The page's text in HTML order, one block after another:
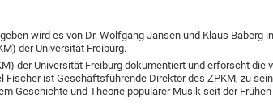
wird es von Dr. Wolfgang Jansen und Klaus Baberg
der Universität Freiburg.
der Universität Freiburg dokumentiert und erforscht die
Fischer ist Geschäftsführende Direktor des ZPKM, zu
Geschichte und Theorie populärer Musik seit der